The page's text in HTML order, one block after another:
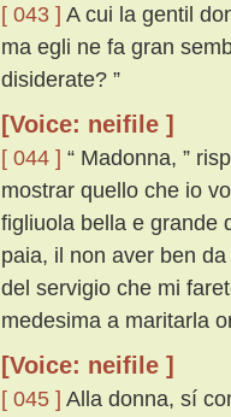
[ 043 ] A cui la gentil
ma egli ne fa gran
disiderate? ”
[Voice: neifile ]
[ 044 ] “ Madonna, ”
mostrar quello che io
figliuola bella e grande
paia, il non aver ben
del servigio che mi
medesima a maritarla
[Voice: neifile ]
[ 045 ] Alla donna, sí